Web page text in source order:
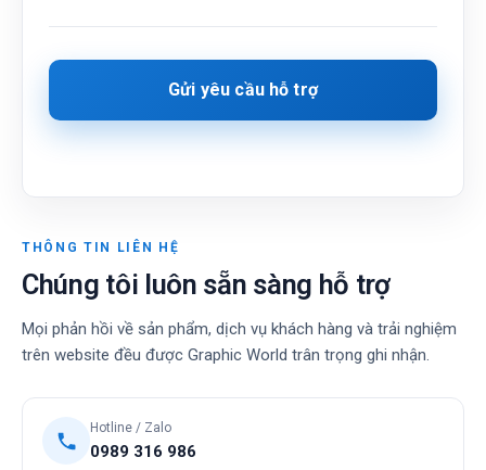
THÔNG TIN LIÊN HỆ
Chúng tôi luôn sẵn sàng hỗ trợ
Mọi phản hồi về sản phẩm, dịch vụ khách hàng và trải nghiệm
trên website đều được Graphic World trân trọng ghi nhận.
Hotline / Zalo
0989 316 986